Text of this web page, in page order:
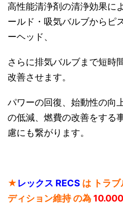
高性能清浄剤の清浄効果に
ールド・吸気バルブからピ
ーヘッド、
さらに排気バルブまで短時
改善させます。
パワーの回復、始動性の向
の低減、燃費の改善をする
慮にも繋がります。
★レックス RECS は トラ
ディション維持 の為